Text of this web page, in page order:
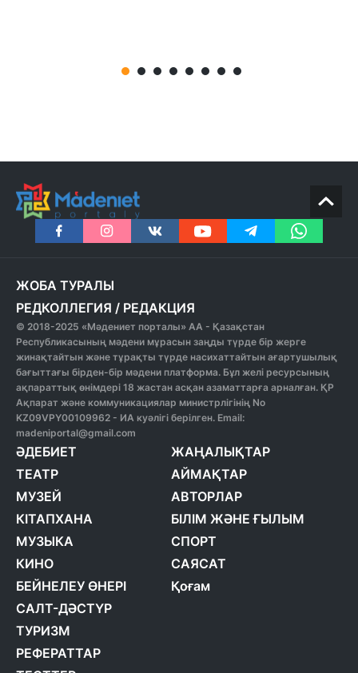
ЖОБА ТУРАЛЫ
РЕДКОЛЛЕГИЯ / РЕДАКЦИЯ
© 2018-2025 «Мәдениет порталы» АА - Қазақстан
Республикасының мәдени мұрасын заңды түрде бір жерге
жинақтайтын және тұрақты түрде насихаттайтын ағартушылық
бағыттағы бірден-бір мәдени платформа. Бұл желі ресурсының
ақпараттық өнімдері 18 жастан асқан азаматтарға арналған. ҚР
Ақпарат және коммуникациялар министрлігінің No
KZ09VPY00109962 - ИА куәлігі берілген. Email:
madeniportal@gmail.com
ӘДЕБИЕТ
ТЕАТР
МУЗЕЙ
КІТАПХАНА
МУЗЫКА
КИНО
БЕЙНЕЛЕУ ӨНЕРІ
САЛТ-ДӘСТҮР
ТУРИЗМ
РЕФЕРАТТАР
ЖАҢАЛЫҚТАР
АЙМАҚТАР
АВТОРЛАР
БІЛІМ ЖӘНЕ ҒЫЛЫМ
СПОРТ
САЯСАТ
Қоғам